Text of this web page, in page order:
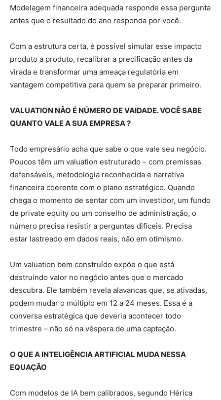
Modelagem financeira adequada responde essa pergunta
antes que o resultado do ano responda por você.
Com a estrutura certa, é possível simular esse impacto
produto a produto, recalibrar a precificação antes da
virada e transformar uma ameaça regulatória em
vantagem competitiva para quem se preparar primeiro.
VALUATION NÃO É NÚMERO DE VAIDADE. VOCÊ SABE
QUANTO VALE A SUA EMPRESA ?
Todo empresário acha que sabe o que vale seu negócio.
Poucos têm um valuation estruturado – com premissas
defensáveis, metodologia reconhecida e narrativa
financeira coerente com o plano estratégico. Quando
chega o momento de sentar com um investidor, um fundo
de private equity ou um conselho de administração, o
número precisa resistir a perguntas difíceis. Precisa
estar lastreado em dados reais, não em otimismo.
Um valuation bem construído expõe o que está
destruindo valor no negócio antes que o mercado
descubra. Ele também revela alavancas que, se ativadas,
podem mudar o múltiplo em 12 a 24 meses. Essa é a
conversa estratégica que deveria acontecer todo
trimestre – não só na véspera de uma captação.
O QUE A INTELIGÊNCIA ARTIFICIAL MUDA NESSA
EQUAÇÃO
Com modelos de IA bem calibrados, segundo Hérica